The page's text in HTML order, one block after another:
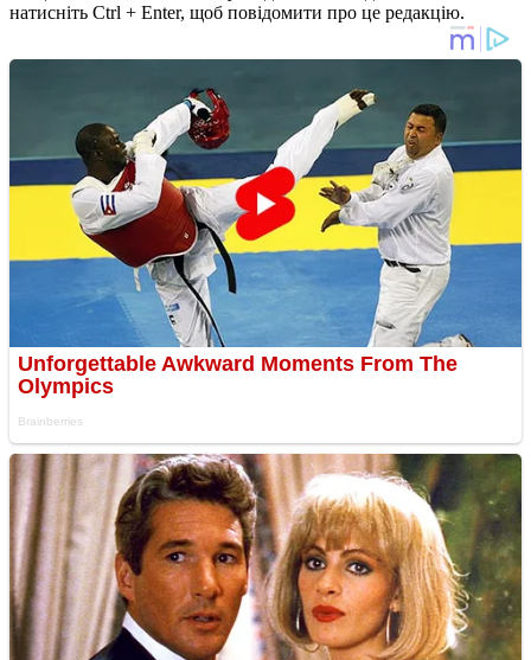
натисніть Ctrl + Enter, щоб повідомити про це редакцію.